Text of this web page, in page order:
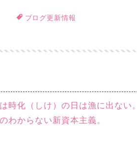
ブログ更新情報
時化（しけ）の日は漁に出ない。
わからない新資本主義。